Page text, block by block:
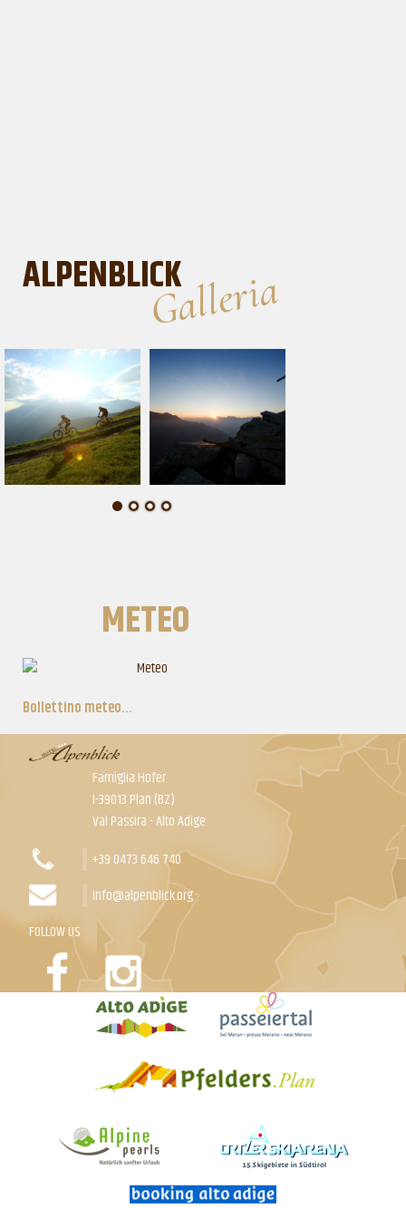
ALPENBLICKGalleria
METEO
Bollettino meteo...
Famiglia Hofer
I-39013 Plan (BZ)
Val Passira - Alto Adige
+39 0473 646 740
info@alpenblick.org
FOLLOW US